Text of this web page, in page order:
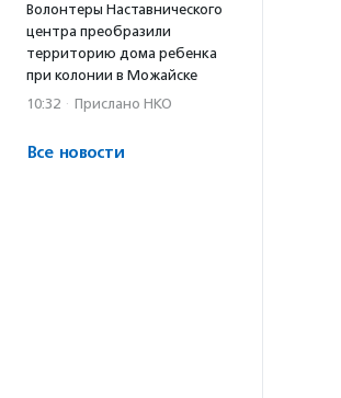
Волонтеры Наставнического
центра преобразили
территорию дома ребенка
при колонии в Можайске
10:32 · Прислано НКО
Все новости